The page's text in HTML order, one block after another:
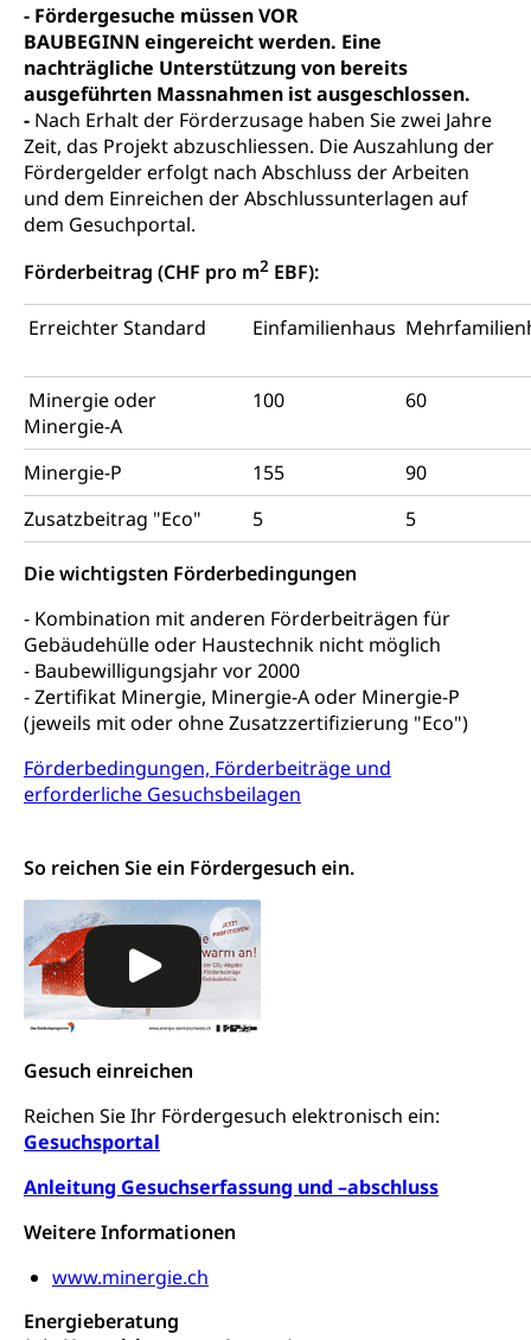
- Fördergesuche müssen VOR
BAUBEGINN eingereicht werden. Eine
nachträgliche Unterstützung von bereits
ausgeführten Massnahmen ist ausgeschlossen.
- Nach Erhalt der Förderzusage haben Sie zwei Jahre
Zeit, das Projekt abzuschliessen. Die Auszahlung der
Fördergelder erfolgt nach Abschluss der Arbeiten
und dem Einreichen der Abschlussunterlagen auf
dem Gesuchportal.
Förderbeitrag (CHF pro m2 EBF):
Erreichter Standard Einfamilienhaus
Minergie oder
Minergie-A
100 60
Minergie-P 155
90
Zusatzbeitrag "Eco"
5 5
Die wichtigsten Förderbedingungen
- Kombination mit anderen Förderbeiträgen für
Gebäudehülle oder Haustechnik nicht möglich
- Baubewilligungsjahr vor 2000
- Zertifikat Minergie, Minergie-A oder Minergie-P
(jeweils mit oder ohne Zusatzzertifizierung "Eco")
Förderbedingungen, Förderbeiträge und
erforderliche Gesuchsbeilagen
So reichen Sie ein Fördergesuch ein.
Gesuch einreichen
Reichen Sie Ihr Fördergesuch elektronisch ein:
Gesuchsportal
Anleitung Gesuchserfassung und –abschluss
Weitere Informationen
www.minergie.ch
Energieberatung
Säule, Hilflosenentschädigung,
Ergänzungsleistungen, Altersvorsorge,
Todesfallversicherung
Hilfslosenentschädigung (WAS Luzern)
AHV-Hinterlassenenrente (WAS Luzern)
AHV-Beiträge (WAS Luzern)
Informationsstelle AHV/IV
Ergänzungsleistungen (EL) (WAS Luzern)
AHV-Altersrente (WAS Luzern)
Behinderung
Körperbehinderung, körperliche Behinderung,
geistige Behinderung, psychische Behinderung,
Erwerbsunfähigkeit, Behinderte
Menschen mit Behinderungen
Kultur und Medien
Bücher, Bundesarchiv, Landesbibliothek
Staatsarchiv Luzern
Zentral- und Hochschulbibliothek
Archiv der Denkmalpflege
Kulturelle Einrichtungen
Museen, Theater, Bibliotheken
Dienststelle Kultur
Kunst & Kultur (Luzern Tourismus)
Kulturförderung
Kulturpolitik, Sprachförderung, Denkmalpflege,
Nachwuchsförderung, Vermittlung, Selektive
Förderung, Kulturausschreibungen, Kulturpreis,
Werkbeitrag, Produktionsbeitrag, Recherche,
Bildende Kunst, Angewandte Kunst, Theater/Tanz,
Musik, Entwicklung, Programmbeiträge,
Filmförderung, Regionale Förderfonds,
Werkankäufe, Kunstankäufe, Kunst und Bau, Schule
und Kultur, Kulturgesuche, Kulturvermittlung
Angebote für Schulklassen
Zentralschweizer Filmförderung
Mobilität
Schiene und öffentlicher Verkehr
Schienenverkehr, Zugverkehr, Bahnverkehr,
Transportmittel, öffentlicher Verkehr
Schifffahrt
Flussschifffahrt
leistungsabhängige Schwerverkehrsabgabe,
Individualverkehr
zentras (Betrieb und Unterhalt LU, OW, NW,